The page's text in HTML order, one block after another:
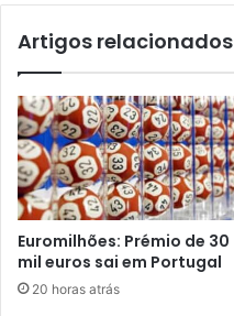
Artigos relacionados
Euromilhões: Prémio de 30
mil euros sai em Portugal
20 horas atrás